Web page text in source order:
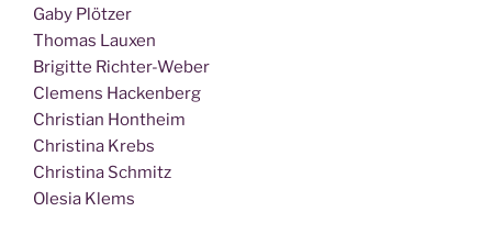
Gaby Plötzer
Tho­mas Lauxen
Bri­git­te Richter-Weber
Cle­mens Hackenberg
Chris­ti­an Hontheim
Chris­ti­na Krebs
Chris­ti­na Schmitz
Ole­sia Klems